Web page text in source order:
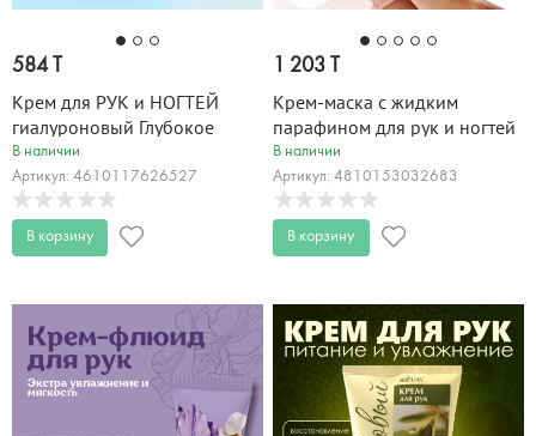
584 T
Крем для РУК и НОГТЕЙ
гиалуроновый Глубокое
увлажнение 75 мл
В наличии
Артикул: 4610117626527
В корзину
1 203 T
Крем-маска с жидким
парафином для рук и ногтей
несмываемая
Парафинотерапия 100 мл
В наличии
Артикул: 4810153032683
В корзину